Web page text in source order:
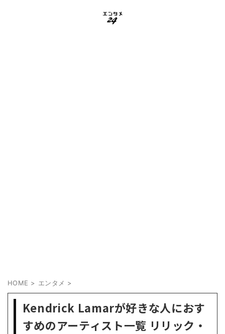
HOME > エンタメ >
Kendrick Lamarが好きな人におす
すめのアーティスト一覧 リリック・